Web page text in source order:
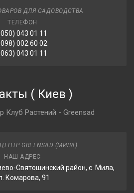
ДЛЯ САДОВОДСТВА
ТЕЛЕФОН
043 01 11
002 60 02
043 01 11
( Киев )
Клуб Растений - Greensad
GREENSAD (МИЛА)
НАШ АДРЕС
Святошинский район, с. Мила,
Комарова, 91